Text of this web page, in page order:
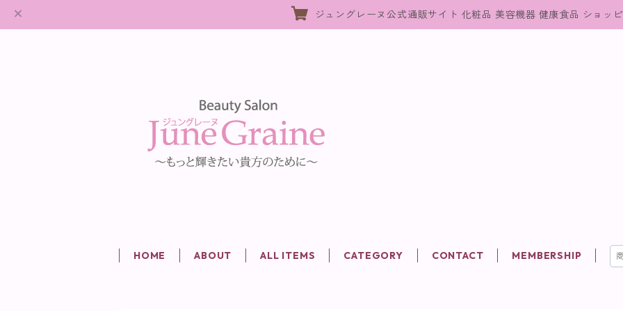
ジュングレーヌ公式通販サイト 化粧品 美容機器 健康食品 ショッ
HOME ABOUT ALL ITEMS CATEGORY CONTACT MEMBERSHIP